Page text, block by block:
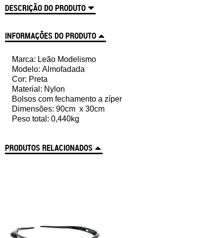
DESCRIÇÃO DO PRODUTO
INFORMAÇÕES DO PRODUTO
Marca: Leão Modelismo
Modelo: Almofadada
Cor: Preta
Material: Nylon
Bolsos com fechamento a zíper
Dimensões: 90cm x 30cm
Peso total: 0,440kg
PRODUTOS RELACIONADOS